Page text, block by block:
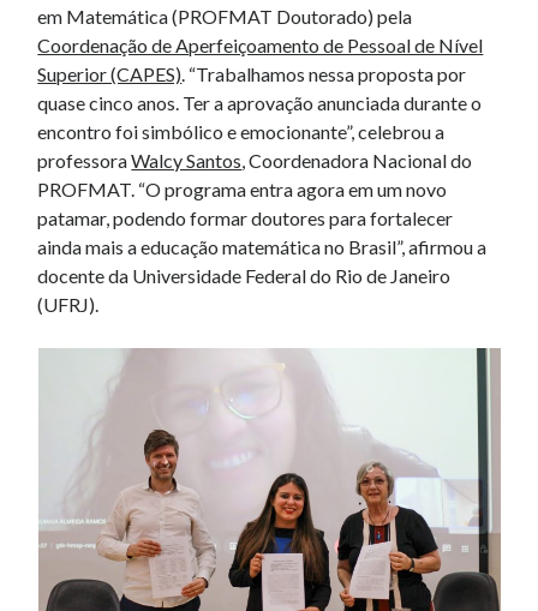
em Matemática (PROFMAT Doutorado) pela
Coordenação de Aperfeiçoamento de Pessoal de Nível
Superior (CAPES). “Trabalhamos nessa proposta por
quase cinco anos. Ter a aprovação anunciada durante o
encontro foi simbólico e emocionante”, celebrou a
professoraWalcy Santos, Coordenadora Nacional do
PROFMAT. “O programa entra agora em um novo
patamar, podendo formar doutores para fortalecer
ainda mais a educação matemática no Brasil”, afirmou a
docente da Universidade Federal do Rio de Janeiro
(UFRJ).